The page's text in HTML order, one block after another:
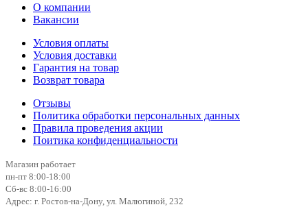
О компании
Вакансии
Условия оплаты
Условия доставки
Гарантия на товар
Возврат товара
Отзывы
Политика обработки персональных данных
Правила проведения акции
Поитика конфиденциальности
Магазин работает
пн-пт 8:00-18:00
Сб-вс 8:00-16:00
Адрес: г. Ростов-на-Дону, ул. Малюгиной, 232